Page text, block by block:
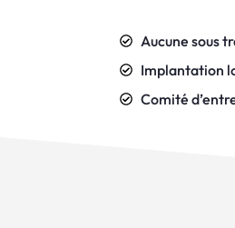
Aucune sous
Implantation
Comité